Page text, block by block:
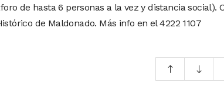
de hasta 6 personas a la vez y distancia social).
de Maldonado. Más info en el 4222 1107